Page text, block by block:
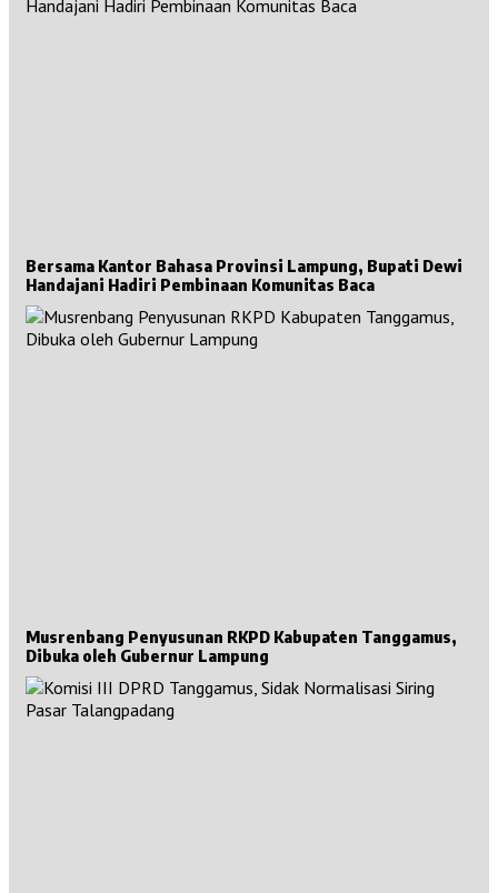
Bersama Kantor Bahasa Provinsi Lampung, Bupati Dewi
Handajani Hadiri Pembinaan Komunitas Baca
Musrenbang Penyusunan RKPD Kabupaten Tanggamus,
Dibuka oleh Gubernur Lampung